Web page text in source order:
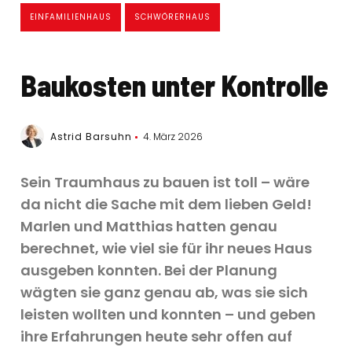
Baukosten unter Kontrolle
Astrid Barsuhn 4. März 2026
Sein Traumhaus zu bauen ist toll – wäre
da nicht die Sache mit dem lieben Geld!
Marlen und Matthias hatten genau
berechnet, wie viel sie für ihr neues Haus
ausgeben konnten. Bei der Planung
wägten sie ganz genau ab, was sie sich
leisten wollten und konnten – und geben
ihre Erfahrungen heute sehr offen auf
EINFAMILIENHAUS SCHWÖRERHAUS